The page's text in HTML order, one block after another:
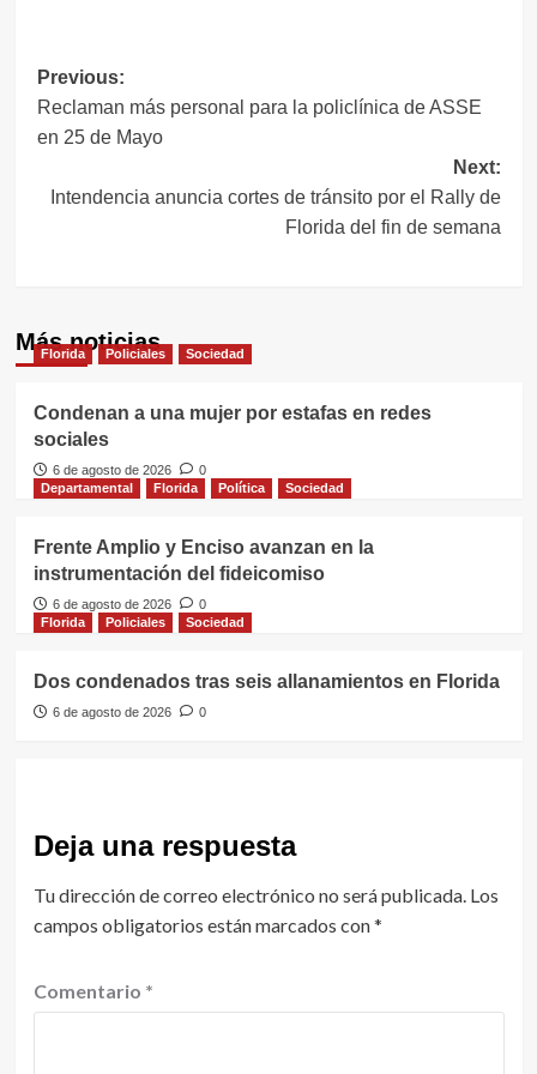
Navegación
de
entradas
Previous:
Reclaman más personal para la policlínica de ASSE
en 25 de Mayo
Next:
Intendencia anuncia cortes de tránsito por el Rally de
Florida del fin de semana
Más noticias
Florida Policiales Sociedad
Condenan a una mujer por estafas en redes
sociales
6 de agosto de 2026
0
Departamental
Florida Política Sociedad
Frente Amplio y Enciso avanzan en la
instrumentación del fideicomiso
6 de agosto de 2026
0
Florida
Policiales Sociedad
Dos condenados tras seis allanamientos en Florida
6 de agosto de 2026 0
Deja una respuesta
Tu dirección de correo electrónico no será publicada. Los
campos obligatorios están marcados con*
Comentario *